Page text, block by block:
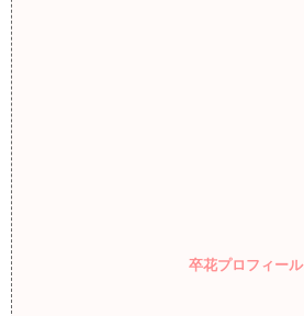
卒花プロフィール